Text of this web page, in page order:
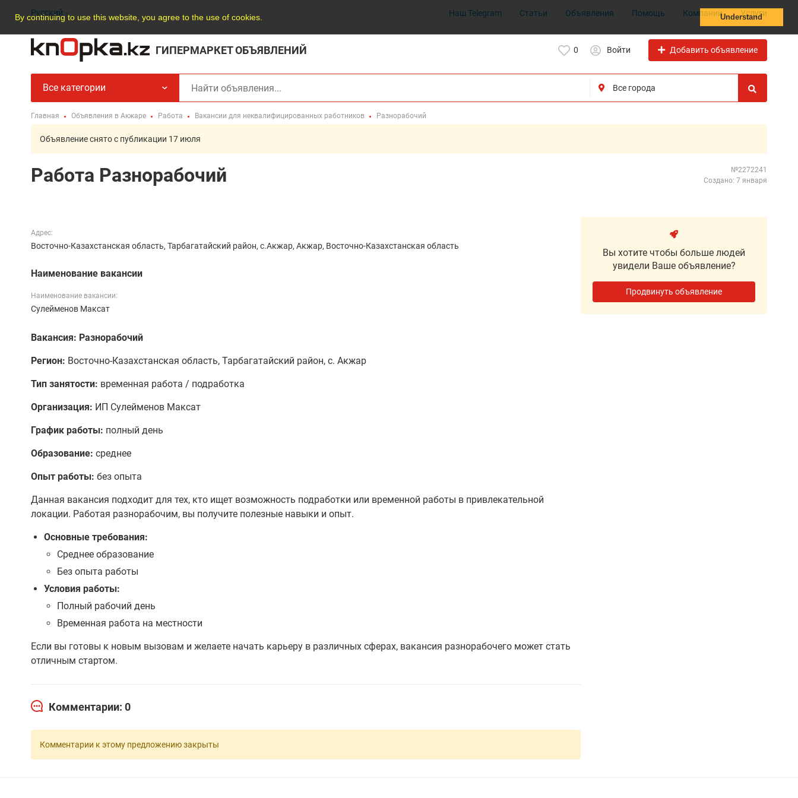
By continuing to use this website, you agree to the use of cookies. Understand
Русский Наш Telegram Статьи Объявления Помощь Компании Услуги
ГИПЕРМАРКЕТ ОБЪЯВЛЕНИЙ 0 Войти Добавить объявление
Все категории
Главная Объявления в Акжаре Работа Вакансии для неквалифицированных работников Разнорабочий
Объявление снято с публикации 17 июля
Работа Разнорабочий
№2272241
Создано: 7 января
Адрес:
Восточно-Казахстанская область, Тарбагатайский район, с.Акжар, Акжар, Восточно-Казахстанская область
Наименование вакансии
Наименование вакансии:
Сулейменов Максат
Вакансия: Разнорабочий
Регион: Восточно-Казахстанская область, Тарбагатайский район, с. Акжар
Тип занятости: временная работа / подработка
Организация: ИП Сулейменов Максат
График работы: полный день
Образование: среднее
Опыт работы: без опыта
Данная вакансия подходит для тех, кто ищет возможность подработки или временной работы в привлекательной
локации. Работая разнорабочим, вы получите полезные навыки и опыт.
Основные требования:
Среднее образование
Без опыта работы
Условия работы:
Полный рабочий день
Временная работа на местности
Если вы готовы к новым вызовам и желаете начать карьеру в различных сферах, вакансия разнорабочего может стать
отличным стартом.
Комментарии: 0
Комментарии к этому предложению закрыты
Вы хотите чтобы больше людей
увидели Ваше объявление?
Продвинуть объявление